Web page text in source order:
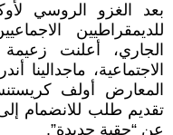
بعد الغزو الروسي
الجاري، أعلنت زعيمة
الاجتماعية،
المعارض أولف
تقديم طلب للانضمام
عن “حقبة جديدة”.